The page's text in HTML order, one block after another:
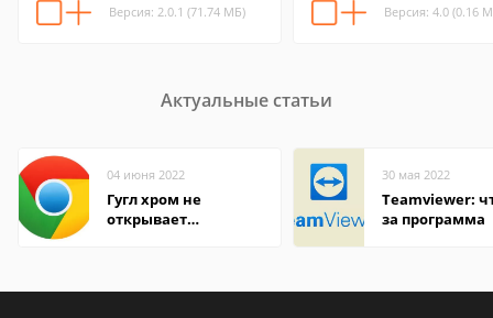
Версия: 2.0.1 (71.74 МБ) Версия: 4.0 (0.16
Актуальные статьи
04 июня 2022
Гугл хром не
открывает
30 мая 2022
Teamviewer:
за программа